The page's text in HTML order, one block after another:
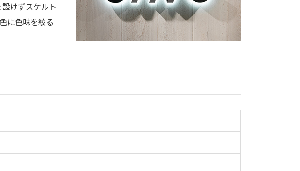
けずスケルト
に色味を絞る